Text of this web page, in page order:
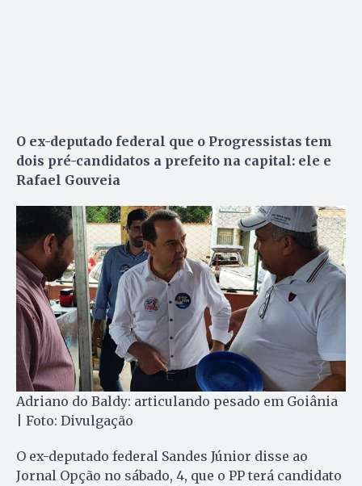
O ex-deputado federal que o Progressistas tem
dois pré-candidatos a prefeito na capital: ele e
Rafael Gouveia
Adriano do Baldy: articulando pesado em Goiânia
| Foto: Divulgação
O ex-deputado federal Sandes Júnior disse ao
Jornal Opção no sábado, 4, que o PP terá candidato